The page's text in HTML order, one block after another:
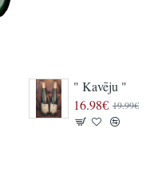
" Kavēju "
16.98€ 19.99€